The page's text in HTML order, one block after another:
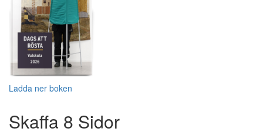
Ladda ner boken
Skaffa 8 Sidor